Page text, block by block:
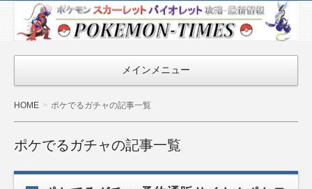
ポケモン最新
情報まとめ
『POKEMON-
TIMES』
メインメニュー
HOME ポケでるガチャの記事一覧
ポケでるガチャの記事一覧